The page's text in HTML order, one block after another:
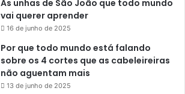
As unhas de São João que todo mundo
vai querer aprender
16 de junho de 2025
Por que todo mundo está falando
sobre os 4 cortes que as cabeleireiras
não aguentam mais
13 de junho de 2025